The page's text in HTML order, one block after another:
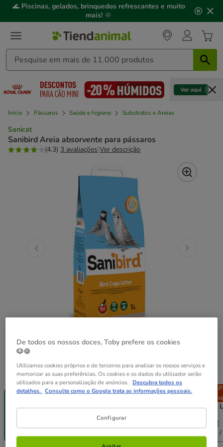
3,
mensagem,
🌊 Piscinas, gelados, brinquedos refrescantes e muito
mais! 🌞
Início Pássaros Saúde e higiene Substratos e Areias
Sanicat
Sanibird Areia absorvente para pássaros
(4.3) 3 avaliações|Ver descrição
Formato:5 L
5 L
Até - 8€!
2 x 5 L
Pack
Poupança
35 L
Até - 8€!
2 x 35
36.24€
(0.52€
De todos os nossos doces, Toby prefere os cookies
🐶🍪
Utilizamos cookies próprios e de terceiros para analisar os nossos serviços e
memorizar as suas preferências. Os cookies e os dados do utilizador serão
utilizados para a personalização de anúncios. Descubra todos os
detalhes. Consulte como o Google trata as informações pessoais.
Configurar